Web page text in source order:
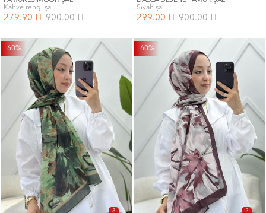
kahve rengi şal
279.90 TL 900.00TL
siyah şal
299.00 TL 900.00TL
-60%
3
-60%
2